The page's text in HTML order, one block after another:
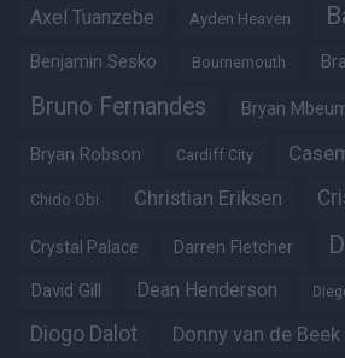
Axel Tuanzebe Ayden Heaven
Benjamin Sesko Bournemouth
Bruno Fernandes Bryan
Bryan Robson Cardiff City
Chido Obi Christian Eriksen
Crystal Palace Darren Fletcher
David Gill Dean Henderson
Diogo Dalot Donny van de Beek